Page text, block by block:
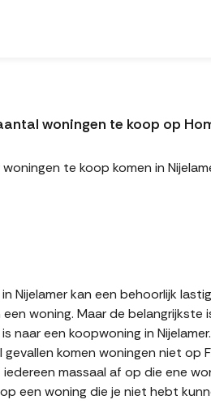
woningen te koop op
te koop komen in
Nijelamer kan een behoorlijk
woning. Maar de
naar een koopwoning in
komen woningen niet op
massaal af op die ene
een woning die je niet hebt